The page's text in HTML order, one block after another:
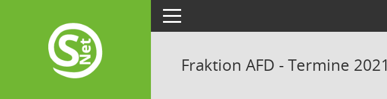
Toggle navigation
Fraktion AFD - Termine 2021